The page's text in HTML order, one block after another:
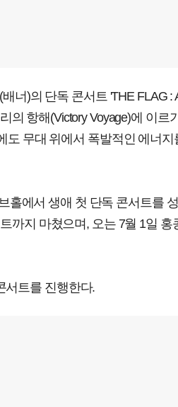
너)의 단독 콘서트 'THE FLAG :
의 항해(Victory Voyage)에 이르
도 무대 위에서 폭발적인 에너지
홀에서 생애 첫 단독 콘서트를
까지 마쳤으며, 오는 7월 1일 홍
서트를 진행한다.